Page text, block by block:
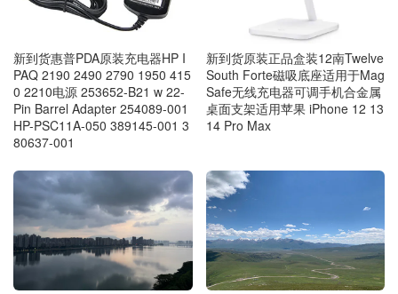
新到货惠普PDA原装充电器HP I
PAQ 2190 2490 2790 1950 415
0 2210电源 253652-B21 w 22-
Pin Barrel Adapter 254089-001
HP-PSC11A-050 389145-001 3
80637-001
新到货原装正品盒装12南Twelve
South Forte磁吸底座适用于Mag
Safe无线充电器可调手机合金属
桌面支架适用苹果 iPhone 12 13
14 Pro Max